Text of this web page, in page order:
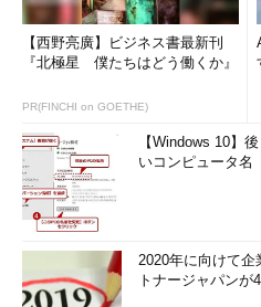
【西野亮廣】ビジネス書最新刊
『北極星 僕たちはどう働くか』
PR(FINCHI on GOETHE)
【Windows 10】
いコンピュータ名
2020年に向けて
トナージャパンが